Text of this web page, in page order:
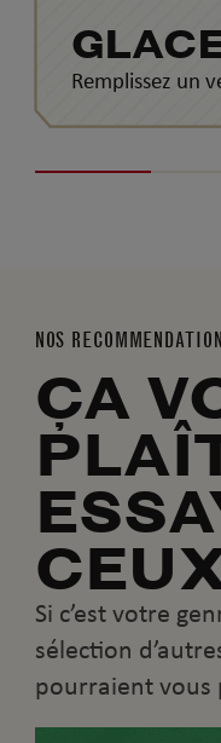
Remplissez un
NOS
ÇA
Si c’est votre
sélection
pourraient vous